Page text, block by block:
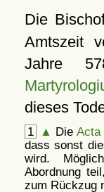
Die
Amtszeit
Jahre
dieses
1 ▲ Die Acta
dass sonst
wird.
Abordnung
zum Rückzug